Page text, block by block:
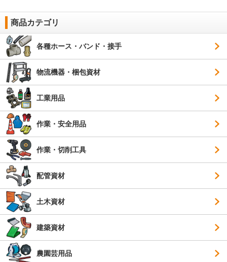
商品カテゴリ
各種ホース・バンド・接手
物流機器・梱包資材
工業用品
作業・安全用品
作業・切削工具
配管資材
土木資材
建築資材
農園芸用品